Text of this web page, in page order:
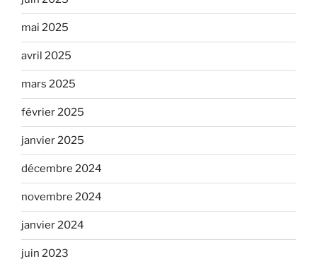
mai 2025
avril 2025
mars 2025
février 2025
janvier 2025
décembre 2024
novembre 2024
janvier 2024
juin 2023